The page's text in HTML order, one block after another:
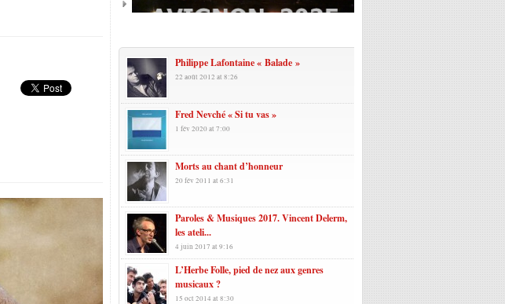
Philippe Lafontaine « Balade »
22 août 2012 at 8:26
Fred Nevché « Si tu vas »
1 fév 2020 at 7:00
Morts au chant d’honneur
20 fév 2011 at 6:31
Paroles & Musiques 2017. Vincent Delerm,
les ateli...
4 juin 2017 at 9:16
L’Herbe Folle, pied de nez aux genres
musicaux ?
15 oct 2014 at 8:30